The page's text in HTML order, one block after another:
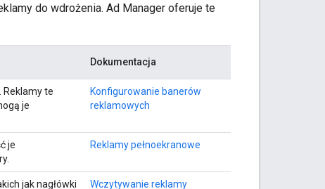
do wdrożenia. Ad Manager oferuje te
Dokumentacja
te
je
Konfigurowanie banerów
reklamowych
je
Reklamy pełnoekranowe
jak nagłówki
Wczytywanie reklamy